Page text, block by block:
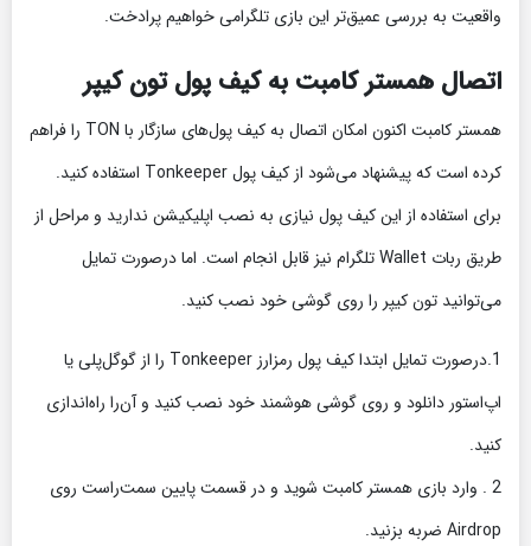
واقعیت به بررسی عمیق‌تر این بازی تلگرامی خواهیم پرادخت.
اتصال همستر کامبت به کیف پول تون کیپر
همستر کامبت اکنون امکان اتصال به کیف پول‌های سازگار با TON را فراهم
کرده است که پیشنهاد می‌شود از کیف پول Tonkeeper استفاده کنید.
برای استفاده از این کیف پول نیازی به نصب اپلیکیشن ندارید و مراحل از
طریق ربات Wallet تلگرام نیز قابل انجام است. اما درصورت تمایل
می‌توانید تون کیپر را روی گوشی خود نصب کنید.
1.درصورت تمایل ابتدا کیف پول رمزارز Tonkeeper را از گوگل‌پلی یا
اپ‌استور دانلود و روی گوشی هوشمند خود نصب کنید و آن‌را راه‌اندازی
کنید.
2 . وارد بازی همستر کامبت شوید و در قسمت پایین سمت‌راست روی
Airdrop ضربه بزنید.